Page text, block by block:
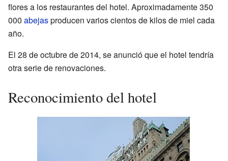
flores a los restaurantes del hotel. Aproximadamente 350
000 abejasproducen varios cientos de kilos de miel cada
año.
El 28 de octubre de 2014, se anunció que el hotel tendría
otra serie de renovaciones.
Reconocimiento del hotel